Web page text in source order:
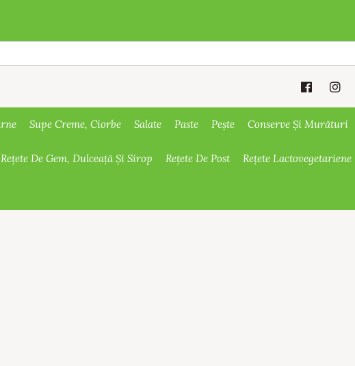
Supe Creme, Ciorbe Salate Paste Pește Conserve Și Murături
Rețete De Gem, Dulceață Și Sirop Rețete De Post Rețete Lactovegetariene